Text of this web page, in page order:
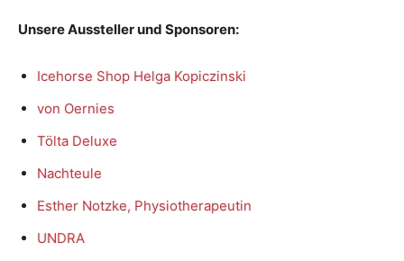
Unsere Aussteller und Sponsoren:
Icehorse Shop Helga Kopiczinski
von Oernies
Tölta Deluxe
Nachteule
Esther Notzke, Physiotherapeutin
UNDRA